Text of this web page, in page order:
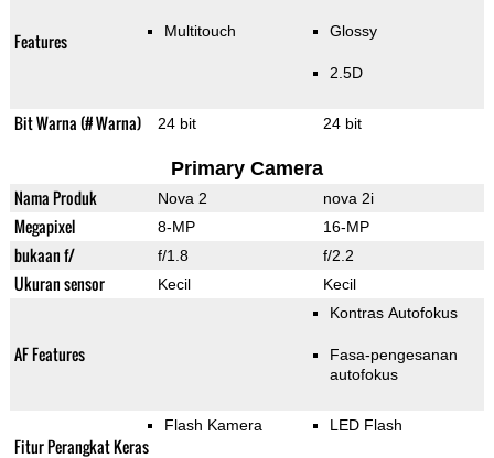
Features Multitouch Glossy
2.5D
Bit Warna (# Warna) 24 bit 24 bit
Primary Camera
Nama Produk Nova 2 nova 2i
Megapixel 8-MP 16-MP
bukaan f/ f/1.8 f/2.2
Ukuran sensor Kecil Kecil
AF Features
Kontras Autofokus
Fasa-pengesanan
autofokus
Fitur Perangkat Keras
Flash Kamera LED Flash